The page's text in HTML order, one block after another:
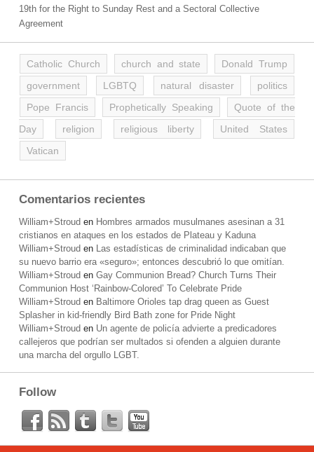
19th for the Right to Sunday Rest and a Sectoral Collective
Agreement
Catholic Church church and state
Donald Trump
government
LGBTQ natural disaster
politics
Pope Francis
Prophetically Speaking
Quote of the
Day
religion religious liberty
United States
Vatican
Comentarios recientes
William+Stroud en Hombres armados musulmanes asesinan a 31
cristianos en ataques en los estados de Plateau y Kaduna
William+Stroud en Las estadísticas de criminalidad indicaban que
su nuevo barrio era «seguro»; entonces descubrió lo que omitían.
William+Stroud en Gay Communion Bread? Church Turns Their
Communion Host ‘Rainbow-Colored’ To Celebrate Pride
William+Stroud en Baltimore Orioles tap drag queen as Guest
Splasher in kid-friendly Bird Bath zone for Pride Night
William+Stroud en Un agente de policía advierte a predicadores
callejeros que podrían ser multados si ofenden a alguien durante
una marcha del orgullo LGBT.
Follow